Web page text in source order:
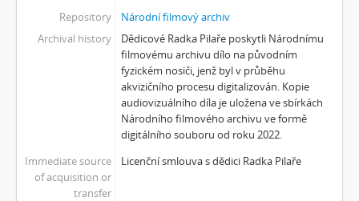
Repository
Národní filmový archiv
Archival history
Dědicové Radka Pilaře poskytli Národnímu
filmovému archivu dílo na původním
fyzickém nosiči, jenž byl v průběhu
akvizičního procesu digitalizován. Kopie
audiovizuálního díla je uložena ve sbírkách
Národního filmového archivu ve formě
digitálního souboru od roku 2022.
Immediate source
of acquisition or
transfer
Licenční smlouva s dědici Radka Pilaře